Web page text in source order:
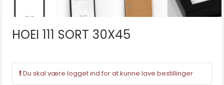
HOEI 111 SORT 30X45
Du skal være logget ind for at kunne lave bestillinger